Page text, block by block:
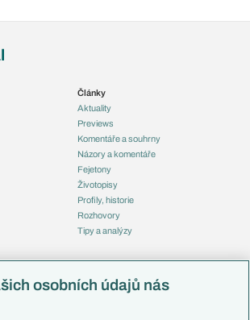
Články
Aktuality
Previews
Komentáře a souhrny
Názory a komentáře
Fejetony
Životopisy
Profily, historie
Rozhovory
Tipy a analýzy
Česko
osobních údajů nás